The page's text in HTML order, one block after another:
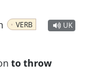
VERB
UK
to throw